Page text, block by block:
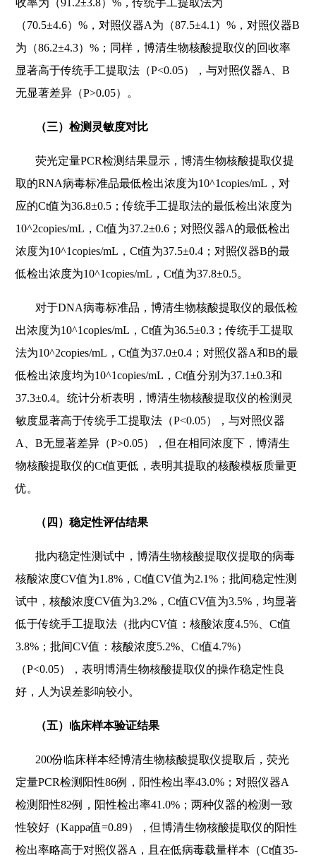
（70.5±4.6）%，对照仪器A为（87.5±4.1）%，对照仪器B
为（86.2±4.3）%；同样，博清生物核酸提取仪的回收率
显著高于传统手工提取法（P<0.05），与对照仪器A、B
无显著差异（P>0.05）。
（三）检测灵敏度对比
荧光定量PCR检测结果显示，博清生物核酸提取仪提
取的RNA病毒标准品最低检出浓度为10^1copies/mL，对
应的Ct值为36.8±0.5；传统手工提取法的最低检出浓度为
10^2copies/mL，Ct值为37.2±0.6；对照仪器A的最低检出
浓度为10^1copies/mL，Ct值为37.5±0.4；对照仪器B的最
低检出浓度为10^1copies/mL，Ct值为37.8±0.5。
对于DNA病毒标准品，博清生物核酸提取仪的最低检
出浓度为10^1copies/mL，Ct值为36.5±0.3；传统手工提取
法为10^2copies/mL，Ct值为37.0±0.4；对照仪器A和B的最
低检出浓度均为10^1copies/mL，Ct值分别为37.1±0.3和
37.3±0.4。统计分析表明，博清生物核酸提取仪的检测灵
敏度显著高于传统手工提取法（P<0.05），与对照仪器
A、B无显著差异（P>0.05），但在相同浓度下，博清生
物核酸提取仪的Ct值更低，表明其提取的核酸模板质量更
优。
（四）稳定性评估结果
批内稳定性测试中，博清生物核酸提取仪提取的病毒
核酸浓度CV值为1.8%，Ct值CV值为2.1%；批间稳定性测
试中，核酸浓度CV值为3.2%，Ct值CV值为3.5%，均显著
低于传统手工提取法（批内CV值：核酸浓度4.5%、Ct值
3.8%；批间CV值：核酸浓度5.2%、Ct值4.7%）
（P<0.05），表明博清生物核酸提取仪的操作稳定性良
好，人为误差影响较小。
（五）临床样本验证结果
200份临床样本经博清生物核酸提取仪提取后，荧光
定量PCR检测阳性86例，阳性检出率43.0%；对照仪器A
检测阳性82例，阳性检出率41.0%；两种仪器的检测一致
性较好（Kappa值=0.89），但博清生物核酸提取仪的阳性
检出率略高于对照仪器A，且在低病毒载量样本（Ct值35-